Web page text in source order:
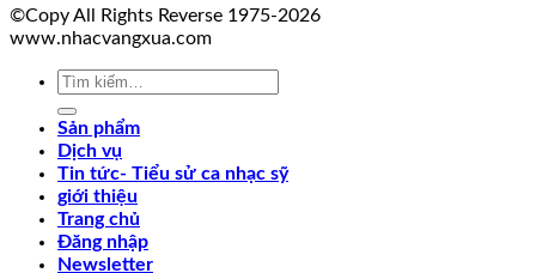
©Copy All Rights Reverse 1975-2026
www.nhacvangxua.com
Tìm
Sản phẩm
Dịch vụ
Tin tức- Tiểu sử ca nhạc sỹ
giới thiệu
Trang chủ
Đăng nhập
Newsletter